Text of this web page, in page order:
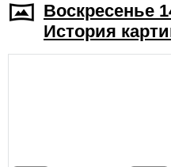
Воскресенье
История